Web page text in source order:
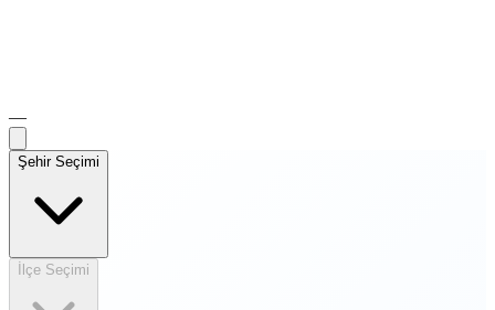
—
Şehir Seçimi
İlçe Seçimi